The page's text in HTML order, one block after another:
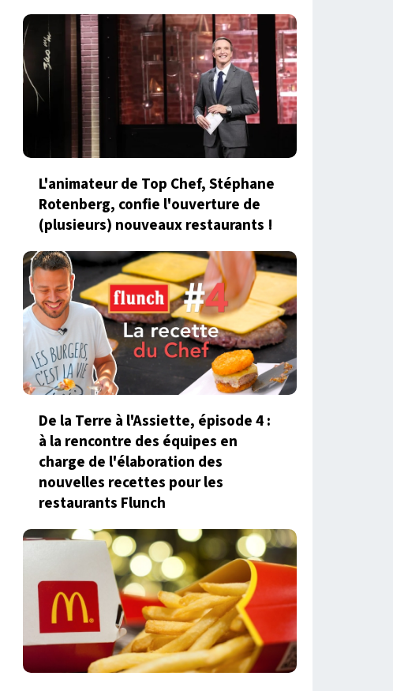
L'animateur de Top Chef, Stéphane
Rotenberg, confie l'ouverture de
(plusieurs) nouveaux restaurants !
De la Terre à l'Assiette, épisode 4 :
à la rencontre des équipes en
charge de l'élaboration des
nouvelles recettes pour les
restaurants Flunch